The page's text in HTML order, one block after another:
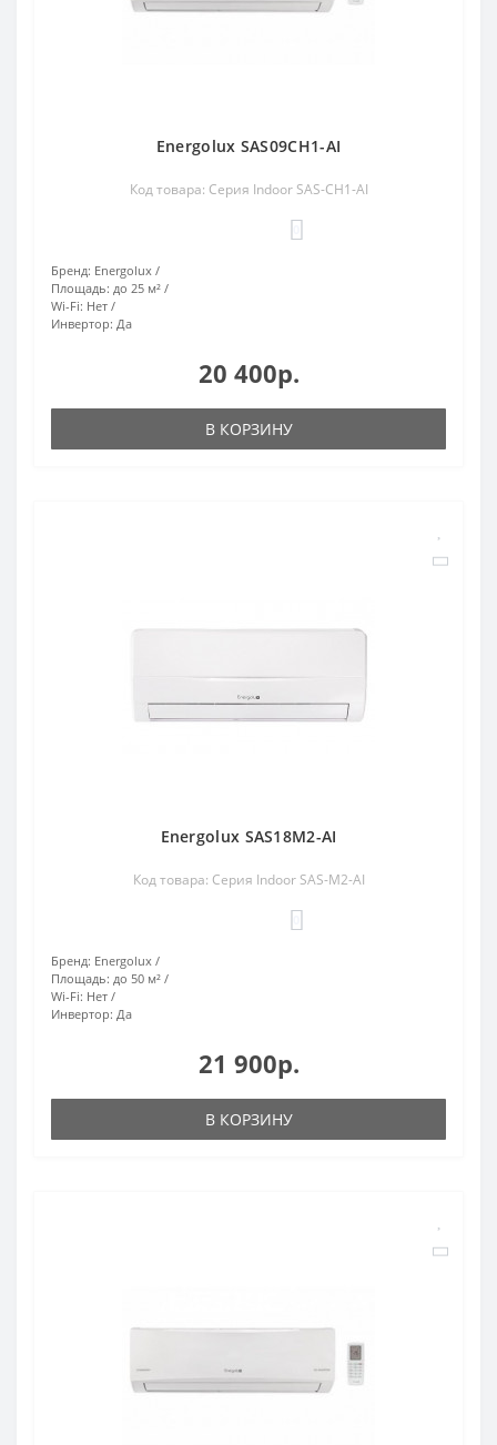
Energolux SAS09CH1-AI
Код товара: Серия Indoor SAS-CH1-AI
Бренд: Energolux
Площадь: до 25 м²
Wi-Fi: Нет
Инвертор: Да
20 400р.
В КОРЗИНУ
Energolux SAS18M2-AI
Код товара: Серия Indoor SAS-M2-AI
Бренд: Energolux
Площадь: до 50 м²
Wi-Fi: Нет
Инвертор: Да
21 900р.
В КОРЗИНУ